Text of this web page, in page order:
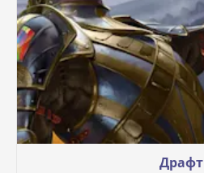
Драфт